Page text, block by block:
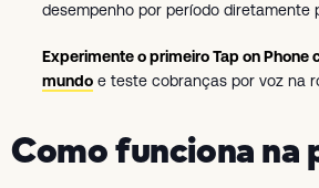
desempenho por período diretamente
Experimente o primeiro Tap on Phone
mundo e teste cobranças por voz na
Como funciona na